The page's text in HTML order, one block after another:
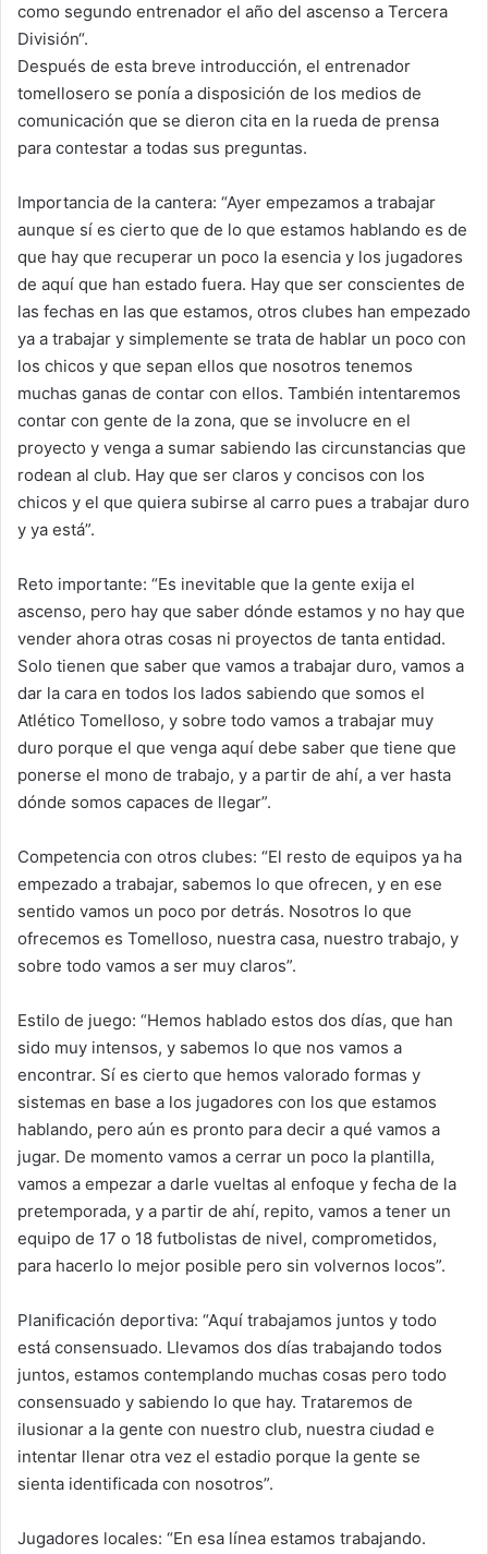
como segundo entrenador el año del ascenso a Tercera
División“.
Después de esta breve introducción, el entrenador
tomellosero se ponía a disposición de los medios de
comunicación que se dieron cita en la rueda de prensa
para contestar a todas sus preguntas.
Importancia de la cantera: “Ayer empezamos a trabajar
aunque sí es cierto que de lo que estamos hablando es de
que hay que recuperar un poco la esencia y los jugadores
de aquí que han estado fuera. Hay que ser conscientes de
las fechas en las que estamos, otros clubes han empezado
ya a trabajar y simplemente se trata de hablar un poco con
los chicos y que sepan ellos que nosotros tenemos
muchas ganas de contar con ellos. También intentaremos
contar con gente de la zona, que se involucre en el
proyecto y venga a sumar sabiendo las circunstancias que
rodean al club. Hay que ser claros y concisos con los
chicos y el que quiera subirse al carro pues a trabajar duro
y ya está”.
Reto importante: “Es inevitable que la gente exija el
ascenso, pero hay que saber dónde estamos y no hay que
vender ahora otras cosas ni proyectos de tanta entidad.
Solo tienen que saber que vamos a trabajar duro, vamos a
dar la cara en todos los lados sabiendo que somos el
Atlético Tomelloso, y sobre todo vamos a trabajar muy
duro porque el que venga aquí debe saber que tiene que
ponerse el mono de trabajo, y a partir de ahí, a ver hasta
dónde somos capaces de llegar”.
Competencia con otros clubes: “El resto de equipos ya ha
empezado a trabajar, sabemos lo que ofrecen, y en ese
sentido vamos un poco por detrás. Nosotros lo que
ofrecemos es Tomelloso, nuestra casa, nuestro trabajo, y
sobre todo vamos a ser muy claros”.
Estilo de juego: “Hemos hablado estos dos días, que han
sido muy intensos, y sabemos lo que nos vamos a
encontrar. Sí es cierto que hemos valorado formas y
sistemas en base a los jugadores con los que estamos
hablando, pero aún es pronto para decir a qué vamos a
jugar. De momento vamos a cerrar un poco la plantilla,
vamos a empezar a darle vueltas al enfoque y fecha de la
pretemporada, y a partir de ahí, repito, vamos a tener un
equipo de 17 o 18 futbolistas de nivel, comprometidos,
para hacerlo lo mejor posible pero sin volvernos locos”.
Planificación deportiva: “Aquí trabajamos juntos y todo
está consensuado. Llevamos dos días trabajando todos
juntos, estamos contemplando muchas cosas pero todo
consensuado y sabiendo lo que hay. Trataremos de
ilusionar a la gente con nuestro club, nuestra ciudad e
intentar llenar otra vez el estadio porque la gente se
sienta identificada con nosotros”.
Jugadores locales: “En esa línea estamos trabajando.